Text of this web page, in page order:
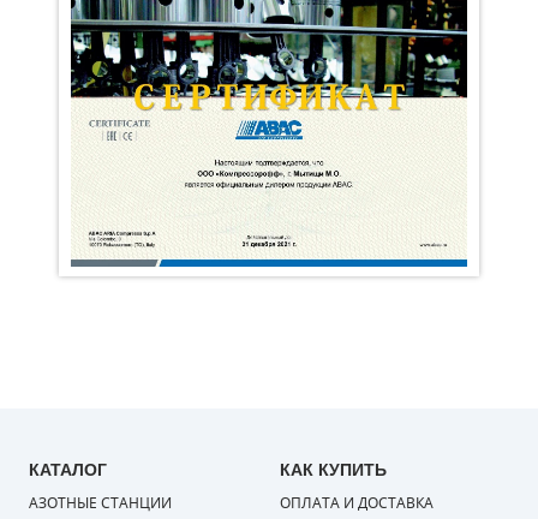
КАТАЛОГ
АЗОТНЫЕ СТАНЦИИ
КАК КУПИТЬ
ОПЛАТА И ДОСТАВКА